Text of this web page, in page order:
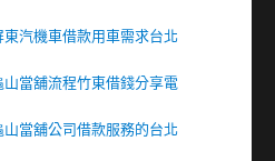
汽機車借款用車需求台北
當舖流程竹東借錢分享電
當舖公司借款服務的台北